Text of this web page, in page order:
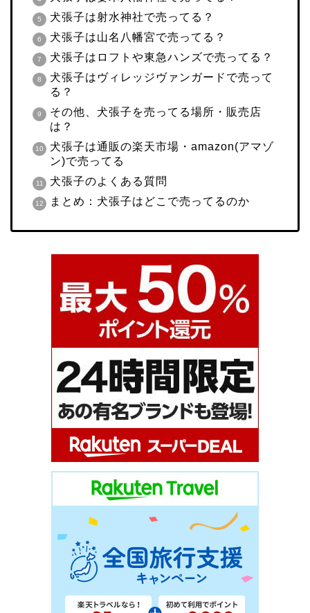
犬張子は射水神社で売ってる？
犬張子は山名八幡宮で売ってる？
犬張子はロフトや東急ハンズで売ってる？
犬張子はヴィレッジヴァンガードで売って
る？
その他、犬張子を売ってる場所・販売店
は？
犬張子は通販の楽天市場・amazon(アマゾ
ン)で売ってる
犬張子のよくある質問
まとめ：犬張子はどこで売ってるのか